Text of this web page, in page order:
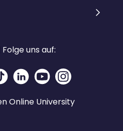
uns auf:
Online University